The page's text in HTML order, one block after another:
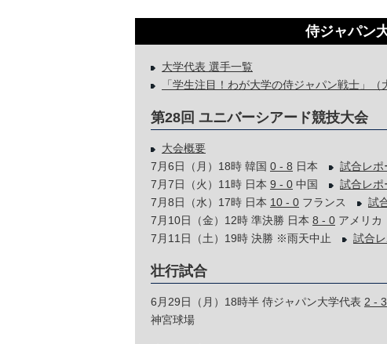
侍ジャパン
大学代表 選手一覧
「学生注目！わが大学の侍ジャパン戦士」（
第28回 ユニバーシアード競技大会
大会概要
7月6日（月）18時 韓国 0 - 8 日本
試合レポ
7月7日（火）11時 日本 9 - 0 中国
試合レポ
7月8日（水）17時 日本 10 - 0 フランス
試
7月10日（金）12時 準決勝 日本 8 - 0 アメリカ
7月11日（土）19時 決勝 ※雨天中止
試合
壮行試合
6月29日（月）18時半 侍ジャパン大学代表 2 - 3
神宮球場